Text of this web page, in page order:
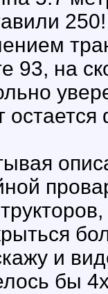
93, на
и
бы